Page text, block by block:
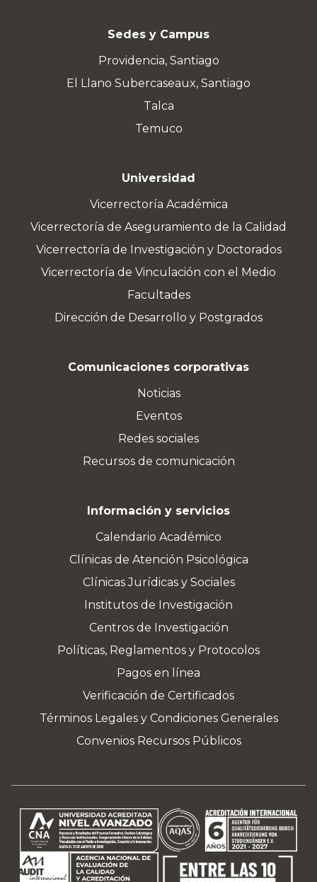
Sedes y Campus
Providencia, Santiago
El Llano Subercaseaux, Santiago
Talca
Temuco
Universidad
Vicerrectoría Académica
Vicerrectoría de Aseguramiento de la Calidad
Vicerrectoría de Investigación y Doctorados
Vicerrectoría de Vinculación con el Medio
Facultades
Dirección de Desarrollo y Postgrados
Comunicaciones corporativas
Noticias
Eventos
Redes sociales
Recursos de comunicación
Información y servicios
Calendario Académico
Clínicas de Atención Psicológica
Clínicas Jurídicas y Sociales
Institutos de Investigación
Centros de Investigación
Políticas, Reglamentos y Protocolos
Pagos en línea
Verificación de Certificados
Términos Legales y Condiciones Generales
Convenios Recursos Públicos